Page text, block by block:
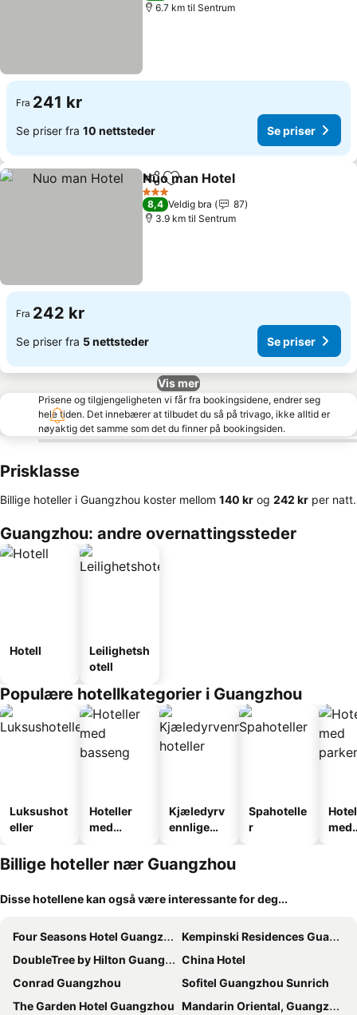
6.7 km til Sentrum
Fra 241 kr
Se priser fra 10 nettsteder Se priser
Del Legg til i favoritter
Nuo man Hotel
3 Stjerner
8,4 Veldig bra
87
3.9 km til Sentrum
Fra 242 kr
Se priser fra 5 nettsteder Se priser
Vis mer
Prisene og tilgjengeligheten vi får fra bookingsidene, endrer seg
hele tiden. Det innebærer at tilbudet du så på trivago, ikke alltid er
nøyaktig det samme som det du finner på bookingsiden.
Prisklasse
Billige hoteller i Guangzhou koster mellom ‎140 kr og ‎242 kr per natt.
Guangzhou: andre overnattingssteder
Hotell
Leilighetsh
otell
Populære hotellkategorier i Guangzhou
Luksushot
eller
Hoteller
med
Kjæledyrv
ennlige
Spahotelle
r
med
Billige hoteller nær Guangzhou
Disse hotellene kan også være interessante for deg...
Four Seasons Hotel Guangzhou
Kempinski Residences Guangzhou
DoubleTree by Hilton Guangzhou
China Hotel
Conrad Guangzhou
Sofitel Guangzhou Sunrich
The Garden Hotel Guangzhou Mandarin Oriental, Guangzhou